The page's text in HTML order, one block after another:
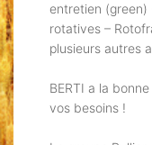
entretien (green)
rotatives –
plusieurs autres
BERTI a la
vos besoins !